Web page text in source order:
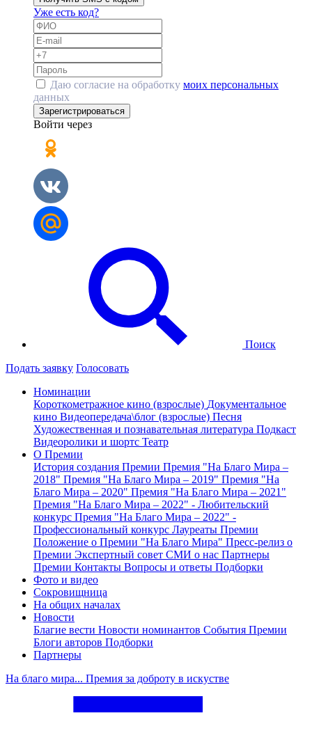
Уже есть код?
Даю согласие на обработку моих персональных
данных
Зарегистрироваться
Войти через
Поиск
Подать заявку Голосовать
Номинации
Короткометражное кино (взрослые) Документальное
кино Видеопередача\блог (взрослые) Песня
Художественная и познавательная литература Подкаст
Видеоролики и шортс Театр
О Премии
История создания Премии Премия "На Благо Мира –
2018" Премия "На Благо Мира – 2019" Премия "На
Благо Мира – 2020" Премия "На Благо Мира – 2021"
Премия "На Благо Мира – 2022" - Любительский
конкурс Премия "На Благо Мира – 2022" -
Профессиональный конкурс Лауреаты Премии
Положение о Премии "На Благо Мира" Пресс-релиз о
Премии Экспертный совет СМИ о нас Партнеры
Премии Контакты Вопросы и ответы Подборки
Фото и видео
Сокровищница
На общих началах
Новости
Благие вести Новости номинантов События Премии
Блоги авторов Подборки
Партнеры
На благо мира... Премия за доброту в искустве